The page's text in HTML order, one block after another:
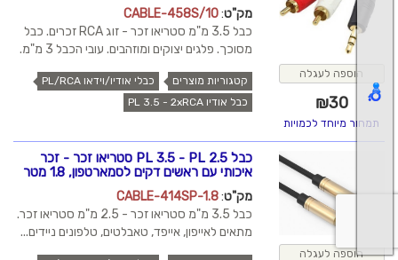
הוספה לעגלה
₪30
תמחור מיוחד לכמויות
מק"ט:
CABLE-458S/10
כבל 3.5 מ"מ סטריאו זכר - זוג RCA זכרים. כבל
מסוכך. פלגים יצוקים ומוזהבים. עובי הכבל 3 מ"מ.
קטגוריות מוצרים
כבלי אודיו/וידאו PL/RCA
כבל אודיו PL 3.5 - 2xRCA
הוספה לעגלה
כבל PL 3.5 - PL 2.5 סטריאו זכר - זכר
איכותי עם ראשים דקים לסמארטפון, 1.8 מטר
מק"ט:
CABLE-414SP-1.8
כבל 3.5 מ"מ סטריאו זכר - 2.5 מ"מ סטריאו זכר.
מתאים לאייפון, אייפד, טאבלטים, טלפונים ניידים...